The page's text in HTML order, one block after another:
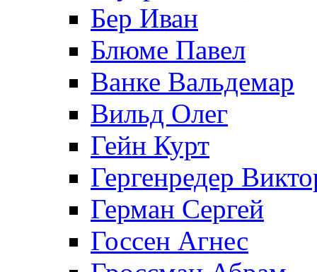
Бер Иван
Блюме Павел
Ванке Вальдемар
Вильд Олег
Гейн Курт
Гергенредер
Герман Сергей
Госсен Агнес